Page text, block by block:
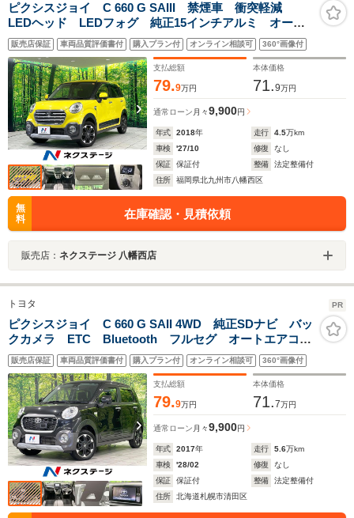
ピクシスジョイ C 660 G SAIII 禁煙車 衝突軽減
LEDヘッド LEDフォグ 純正15インチアルミ オート
ハイビーム 横滑り防止装置 オートエアコン スマー
トキー オーディオ アイドリングストップ 電動格納
ミラー パワーウィンドウ
販売店保証 車両品質評価書付 購入プラン付 オンライン相談可 360°画像付
支払総額
79.9万円
本体価格
71.9万円
通常ローン 月々9,900円
年式 2018年 走行 4.5万km
車検
'27/10 修復
なし
保証
保証付 整備
法定整備付
住所
福岡県北九州市八幡西区
無
料
在庫確認・見積依頼
販売店： ネクステージ 八幡西店
トヨタ PR
ピクシスジョイ C 660 G SAII 4WD 純正SDナビ バッ
クカメラ ETC Bluetooth フルセグ オートエアコ
ン オートライト スマートキー LEDヘッド 純正15
インチアルミホイール ドライブレコーダー 横滑り防
止装置
販売店保証 車両品質評価書付 購入プラン付 オンライン相談可 360°画像付
支払総額
79.9万円
本体価格
71.7万円
通常ローン 月々9,900円
年式 2017年 走行 5.6万km
車検
'28/02 修復
なし
保証
保証付 整備
法定整備付
住所
北海道札幌市清田区